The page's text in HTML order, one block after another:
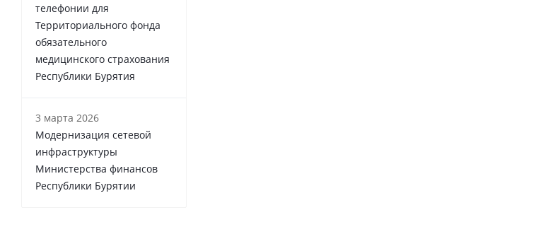
телефонии для
Территориального фонда
обязательного
медицинского страхования
Республики Бурятия
3 марта 2026
Модернизация сетевой
инфраструктуры
Министерства финансов
Республики Бурятии